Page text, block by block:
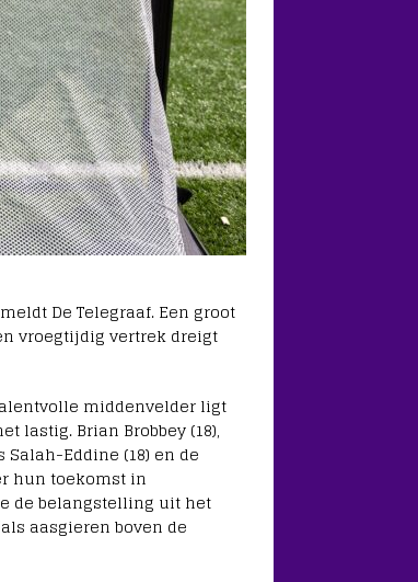
De Telegraaf. Een groot
vroegtijdig vertrek dreigt
middenvelder ligt
lastig. Brian Brobbey (18),
Salah-Eddine (18) en de
hun toekomst in
de belangstelling uit het
aasgieren boven de